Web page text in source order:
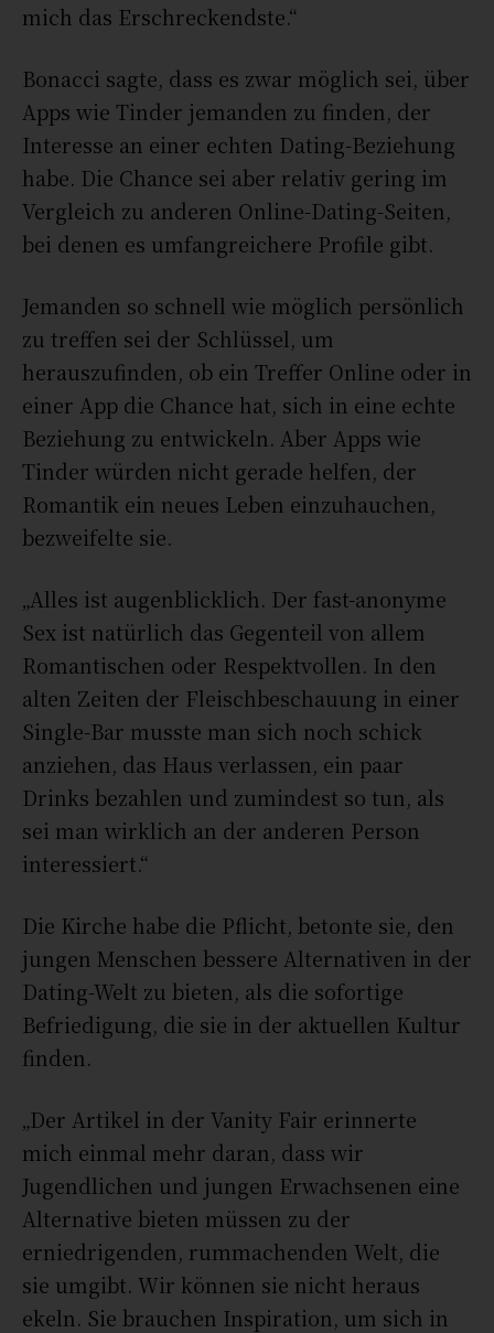
mich das Erschreckendste.“
Bonacci sagte, dass es zwar möglich sei, über
Apps wie Tinder jemanden zu finden, der
Interesse an einer echten Dating-Beziehung
habe. Die Chance sei aber relativ gering im
Vergleich zu anderen Online-Dating-Seiten,
bei denen es umfangreichere Profile gibt.
Jemanden so schnell wie möglich persönlich
zu treffen sei der Schlüssel, um
herauszufinden, ob ein Treffer Online oder in
einer App die Chance hat, sich in eine echte
Beziehung zu entwickeln. Aber Apps wie
Tinder würden nicht gerade helfen, der
Romantik ein neues Leben einzuhauchen,
bezweifelte sie.
„Alles ist augenblicklich. Der fast-anonyme
Sex ist natürlich das Gegenteil von allem
Romantischen oder Respektvollen. In den
alten Zeiten der Fleischbeschauung in einer
Single-Bar musste man sich noch schick
anziehen, das Haus verlassen, ein paar
Drinks bezahlen und zumindest so tun, als
sei man wirklich an der anderen Person
interessiert.“
Die Kirche habe die Pflicht, betonte sie, den
jungen Menschen bessere Alternativen in der
Dating-Welt zu bieten, als die sofortige
Befriedigung, die sie in der aktuellen Kultur
finden.
„Der Artikel in der Vanity Fair erinnerte
mich einmal mehr daran, dass wir
Jugendlichen und jungen Erwachsenen eine
Alternative bieten müssen zu der
erniedrigenden, rummachenden Welt, die
sie umgibt. Wir können sie nicht heraus
ekeln. Sie brauchen Inspiration, um sich in